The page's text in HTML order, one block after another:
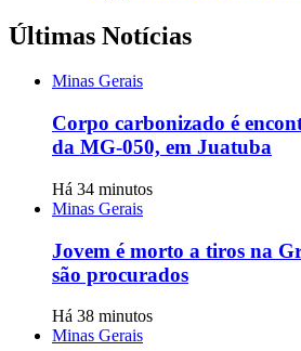
Últimas Notícias
Minas Gerais
Corpo carbonizado é
da MG-050, em Juatuba
Há 34 minutos
Minas Gerais
Jovem é morto a tiros na
são procurados
Há 38 minutos
Minas Gerais